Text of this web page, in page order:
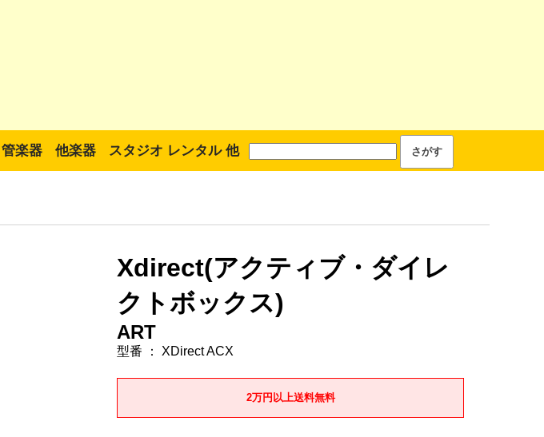
管楽器 他楽器 スタジオ レンタル 他
Xdirect(アクティブ・ダイレ
クトボックス)
ART
型番 ： XDirect ACX
2万円以上送料無料